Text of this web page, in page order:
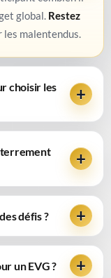
global. Restez
les malentendus.
choisir les
défis ?
un EVG ?